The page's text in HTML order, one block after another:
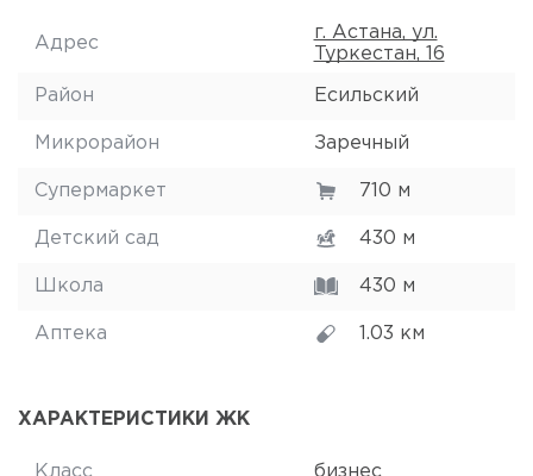
Адрес
г. Астана, ул.
Туркестан, 16
Район Есильский
Микрорайон Заречный
Супермаркет 710 м
Детский сад 430 м
Школа 430 м
Аптека 1.03 км
ХАРАКТЕРИСТИКИ ЖК
Класс бизнес